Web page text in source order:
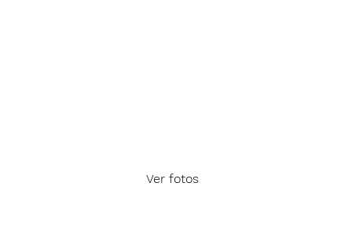
Ver fotos